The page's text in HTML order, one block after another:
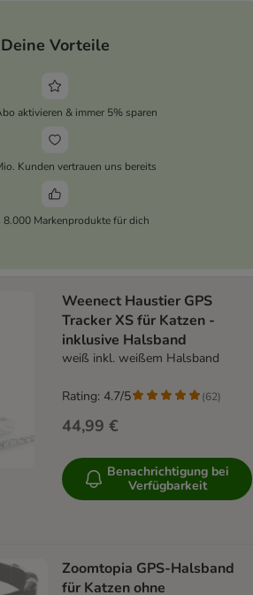
Deine Vorteile
aktivieren & immer 5% sparen
Kunden vertrauen uns bereits
8.000 Markenprodukte für dich
Weenect Haustier GPS
Tracker XS für Katzen -
inklusive Halsband
weiß inkl. weißem Halsband
44,99 €
Rating: 4.7/5 (62)
Benachrichtigung bei
Verfügbarkeit
Zoomtopia GPS-Halsband
für Katzen ohne